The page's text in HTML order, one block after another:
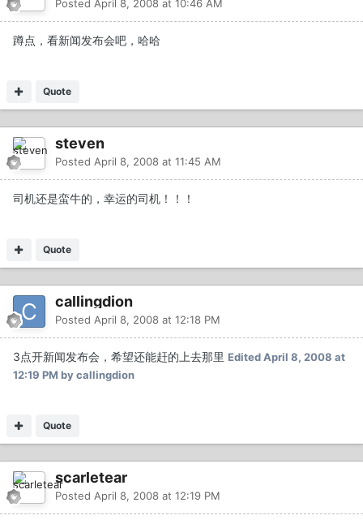
Posted April 8, 2008 at 10:46 AM
蹲点，看新闻发布会吧，哈哈
Quote
steven
Posted April 8, 2008 at 11:45 AM
司机还是蛮牛的，幸运的司机！！！
Quote
callingdion
Posted April 8, 2008 at 12:18 PM
3点开新闻发布会，希望还能赶的上去那里 EditedApril 8, 2008 at
12:19 PM by callingdion
Quote
scarletear
Posted April 8, 2008 at 12:19 PM